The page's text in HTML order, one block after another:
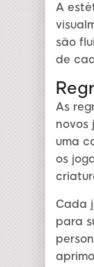
A
são
de
As
novos
uma
os
Cada
para